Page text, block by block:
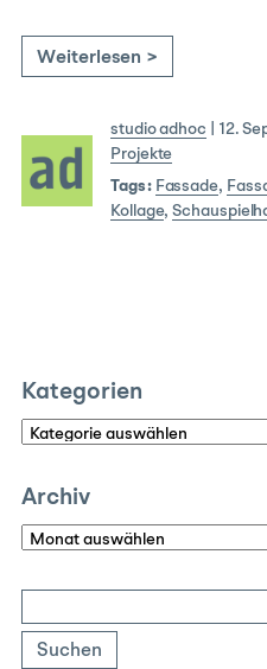
Weiterlesen >
studio adhoc 12.
Projekte
Tags: Fassade,
Kollage,
Kategorien
Kategorien
Archiv
Archiv
nach: